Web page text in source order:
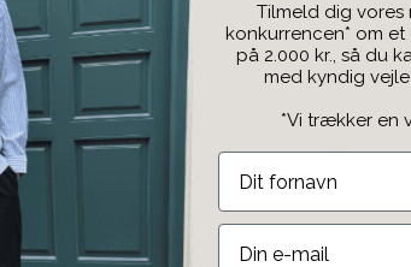
Tilmeld dig
konkurrencen* om
på 2.000 kr., så du
med kyndig
*Vi trækker en